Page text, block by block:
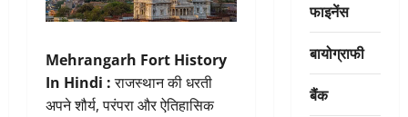
Mehrangarh Fort History
In Hindi :राजस्थान की धरती
अपने शौर्य, परंपरा और ऐतिहासिक
फाइनेंस
बायोग्राफी
बैंक